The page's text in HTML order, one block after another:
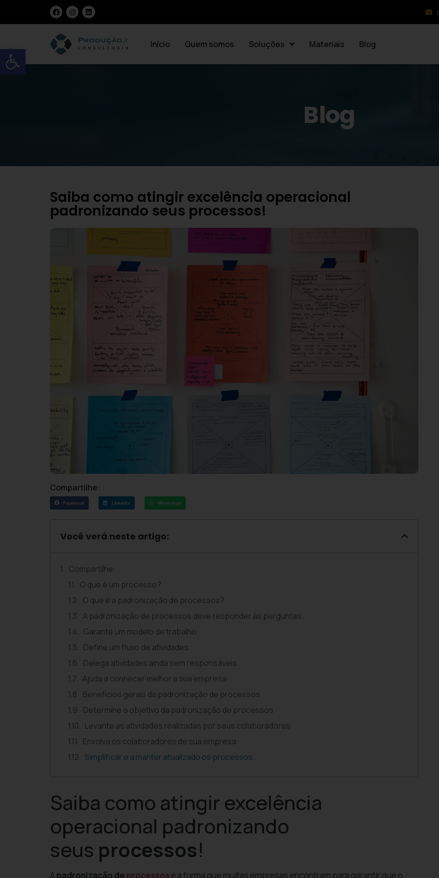
Open toolbar Início Quem somos Soluções Materiais Blog
Blog
Saiba como atingir excelência operacional
padronizando seus processos!
Compartilhe:
Facebook LinkedIn WhatsApp
Você verá neste artigo:
Compartilhe:
O que é um processo?
O que é a padronização de processos?
A padronização de processos deve responder às perguntas:
Garante um modelo de trabalho
Define um fluxo de atividades
Delega atividades ainda sem responsáveis
Ajuda a conhecer melhor a sua empresa
Benefícios gerais da padronização de processos
Determine o objetivo da padronização de processos
Levante as atividades realizadas por seus colaboradores
Envolva os colaboradores de sua empresa
Simplificar e a manter atualizado os processos.
Saiba como atingir excelência
operacional padronizando
seus processos!
Apadronização de processos é a forma que muitas empresas encontram para garantir que o